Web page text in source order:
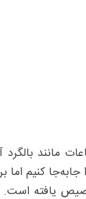
مانند
جابه‌جا کنیم
تخصیص